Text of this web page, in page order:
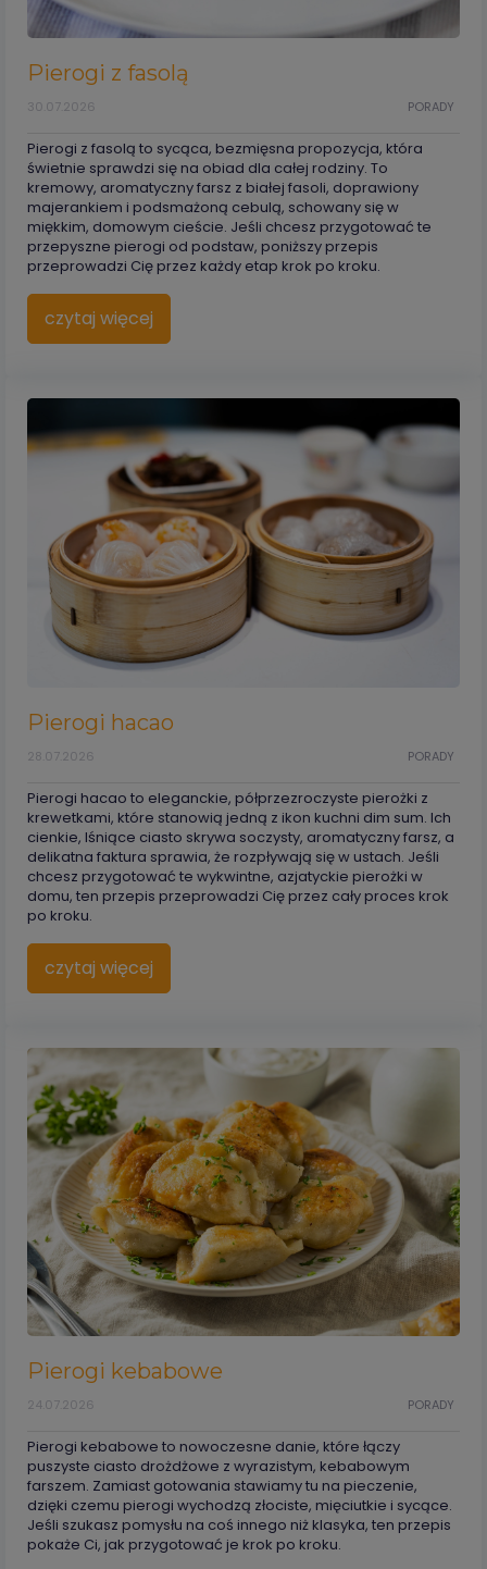
Pierogi z fasolą
PORADY
30.07.2026
Pierogi z fasolą to sycąca, bezmięsna propozycja, która
świetnie sprawdzi się na obiad dla całej rodziny. To
kremowy, aromatyczny farsz z białej fasoli, doprawiony
majerankiem i podsmażoną cebulą, schowany się w
miękkim, domowym cieście. Jeśli chcesz przygotować te
przepyszne pierogi od podstaw, poniższy przepis
przeprowadzi Cię przez każdy etap krok po kroku.
czytaj więcej
Pierogi hacao
PORADY
28.07.2026
Pierogi hacao to eleganckie, półprzezroczyste pierożki z
krewetkami, które stanowią jedną z ikon kuchni dim sum. Ich
cienkie, lśniące ciasto skrywa soczysty, aromatyczny farsz, a
delikatna faktura sprawia, że rozpływają się w ustach. Jeśli
chcesz przygotować te wykwintne, azjatyckie pierożki w
domu, ten przepis przeprowadzi Cię przez cały proces krok
po kroku.
czytaj więcej
Pierogi kebabowe
PORADY
24.07.2026
Pierogi kebabowe to nowoczesne danie, które łączy
puszyste ciasto drożdżowe z wyrazistym, kebabowym
farszem. Zamiast gotowania stawiamy tu na pieczenie,
dzięki czemu pierogi wychodzą złociste, mięciutkie i sycące.
Jeśli szukasz pomysłu na coś innego niż klasyka, ten przepis
pokaże Ci, jak przygotować je krok po kroku.